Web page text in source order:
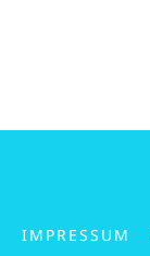
IMPRESSUM